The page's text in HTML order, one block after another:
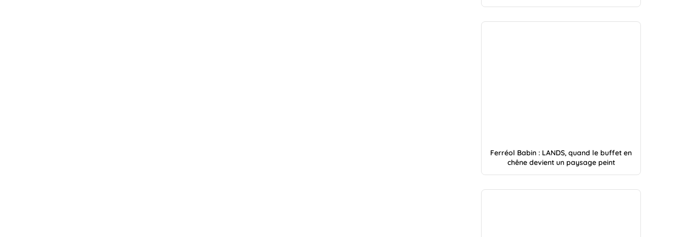
Ferréol Babin : LANDS, quand le buffet en
chêne devient un paysage peint